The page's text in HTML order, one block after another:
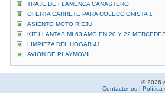
TRAJE DE FLAMENCA CANASTERO
OFERTA CARRETE PARA COLECCIONISTA 1
ASIENTO MOTO RIEJU
KIT LLANTAS ML63 AMG EN 20 Y 22
LIMPIEZA DEL HOGAR 41
AVION DE PLAYMOVIL
© 2026
Contáctenos | Política